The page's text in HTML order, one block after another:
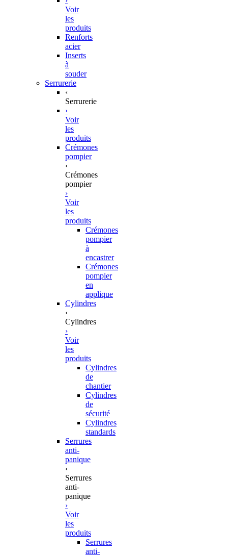
Voir
les
produits
Renforts
acier
Inserts
à
souder
Serrurerie
‹
Serrurerie
›
Voir
les
produits
Crémones
pompier
‹
Crémones
pompier
›
Voir
les
produits
Crémones
pompier
à
encastrer
Crémones
pompier
en
applique
Cylindres
‹
Cylindres
›
Voir
les
produits
Cylindres
de
chantier
Cylindres
de
sécurité
Cylindres
standards
Serrures
anti-
panique
‹
Serrures
anti-
panique
›
Voir
les
produits
Serrures
anti-